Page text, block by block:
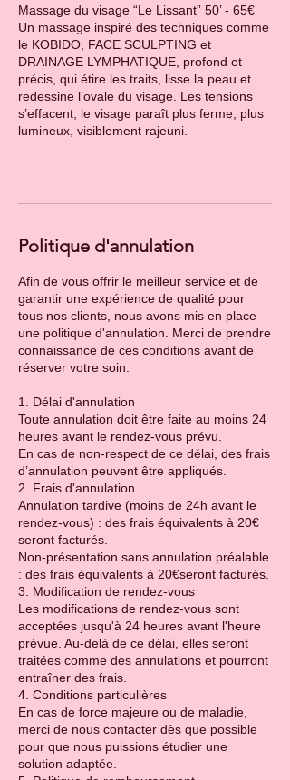
Massage du visage “Le Lissant” 50’ - 65€
Un massage inspiré des techniques comme
le KOBIDO, FACE SCULPTING et
DRAINAGE LYMPHATIQUE, profond et
précis, qui étire les traits, lisse la peau et
redessine l’ovale du visage. Les tensions
s’effacent, le visage paraît plus ferme, plus
lumineux, visiblement rajeuni.
Politique d'annulation
Afin de vous offrir le meilleur service et de
garantir une expérience de qualité pour
tous nos clients, nous avons mis en place
une politique d'annulation. Merci de prendre
connaissance de ces conditions avant de
réserver votre soin.
1. Délai d'annulation
Toute annulation doit être faite au moins 24
heures avant le rendez-vous prévu.
En cas de non-respect de ce délai, des frais
d’annulation peuvent être appliqués.
2. Frais d'annulation
Annulation tardive (moins de 24h avant le
rendez-vous) : des frais équivalents à 20€
seront facturés.
Non-présentation sans annulation préalable
: des frais équivalents à 20€seront facturés.
3. Modification de rendez-vous
Les modifications de rendez-vous sont
acceptées jusqu'à 24 heures avant l'heure
prévue. Au-delà de ce délai, elles seront
traitées comme des annulations et pourront
entraîner des frais.
4. Conditions particulières
En cas de force majeure ou de maladie,
merci de nous contacter dès que possible
pour que nous puissions étudier une
solution adaptée.